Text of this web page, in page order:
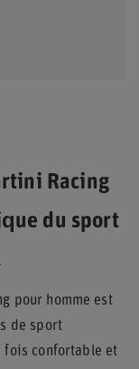
Racing
du sport
pour homme est
de sport
fois confortable et